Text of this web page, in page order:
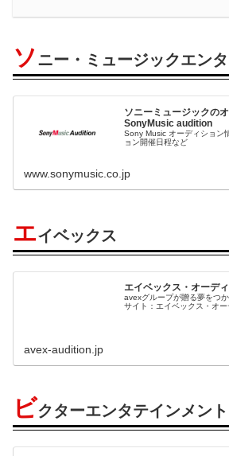
ソ ニー・ミュージックエン
ソニーミュージックの
SonyMusic audition
Sony Music オーディション
ョン開催日程など
www.sonymusic.co.jp
エイベックス
エイベックス・オーデ
avexグループが贈る夢をつ
サイト：エイベックス・オー
avex-audition.jp
ビクターエンタテインメント